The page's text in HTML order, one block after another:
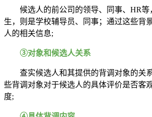
候选人的前公司的领导、同事、HR等
生，则是学校辅导员、同事；通过这些背
人的相关信息;
③对象和候选人关系
查实候选人和其提供的背调对象的关
些背调对象对于候选人的具体评价是否客
度;